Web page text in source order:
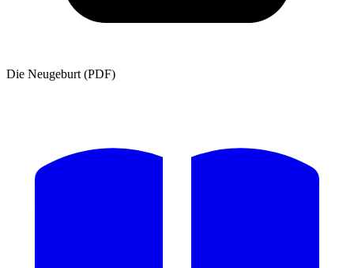
Die Neugeburt (PDF)